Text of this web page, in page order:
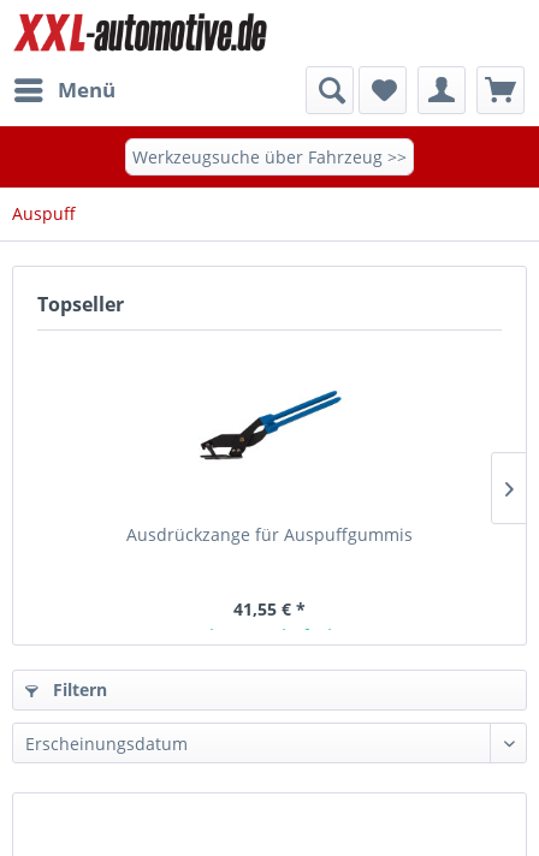
Menü
Werkzeugsuche über Fahrzeug >>
Auspuff
Topseller
Ausdrückzange für Auspuffgummis
41,55 € *
Ab Lager lieferbar
Filtern